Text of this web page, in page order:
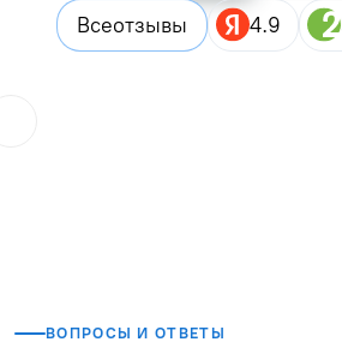
Всеотзывы 4.9
ВОПРОСЫ И ОТВЕТЫ